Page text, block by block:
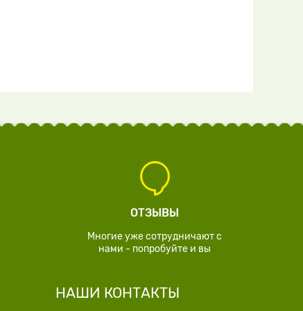
ОТЗЫВЫ
Многие уже сотрудничают с
нами - попробуйте и вы
НАШИ КОНТАКТЫ